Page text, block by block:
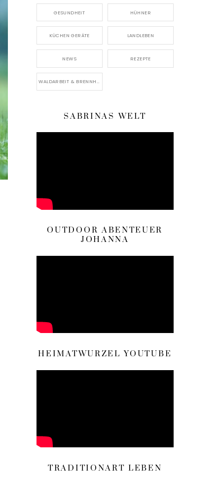
GESUNDHEIT HÜHNER
KÜCHEN GERÄTE LANDLEBEN
NEWS REZEPTE
WALDARBEIT & BRENNHOLZ
SABRINAS WELT
OUTDOOR ABENTEUER
JOHANNA
HEIMATWURZEL YOUTUBE
TRADITIONART LEBEN